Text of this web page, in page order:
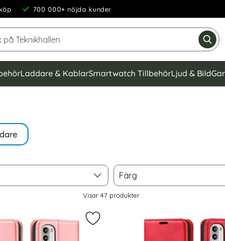
700 000+ nöjda kunder
Laddare & KablarSmartwatch TillbehörLjud & Bild
Färg
Färg
Visar 47 produkter
G52/G82 Fodral Fjäril Tryck Roséguld som favorit
Markera motorola Moto G52/G82